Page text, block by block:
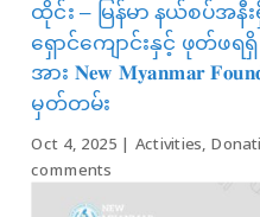
ထိုင်း – မြန်မာ နယ်စပ်အ
ရှောင်ကျောင်းနှင့် ဖုတ်ဖရရှိ
အား 𝐍𝐞𝐰 𝐌𝐲𝐚𝐧𝐦𝐚𝐫
မှတ်တမ်း
Oct 4, 2025 | Activities,
comments